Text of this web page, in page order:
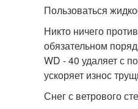
Пользоваться
Никто ничего
обязательном
WD - 40 удаляет с
ускоряет износ
Снег с ветрового